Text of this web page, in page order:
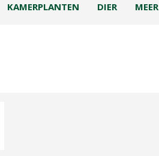
KAMERPLANTEN DIER MEER